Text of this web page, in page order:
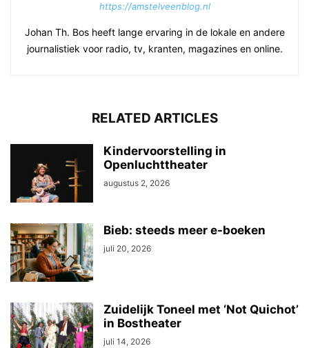
https://amstelveenblog.nl
Johan Th. Bos heeft lange ervaring in de lokale en andere
journalistiek voor radio, tv, kranten, magazines en online.
RELATED ARTICLES
Kindervoorstelling in
Openluchttheater
augustus 2, 2026
Bieb: steeds meer e-boeken
juli 20, 2026
Zuidelijk Toneel met ‘Not Quichot’
in Bostheater
juli 14, 2026